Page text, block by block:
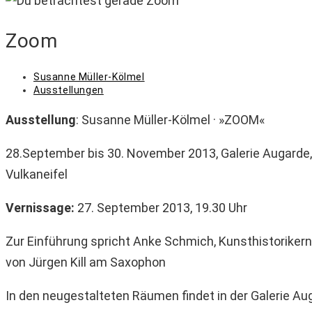
Zoom
Beitrags-
Autor:
Susanne Müller-Kölmel
Beitrags-
Ausstellungen
Ausstellung: Susanne Müller-Kölmel · »ZOOM«
28.September bis 30. November 2013, Galerie
Vulkaneifel
Vernissage: 27. September 2013, 19.30 Uhr
Zur Einführung spricht Anke Schmich,
von Jürgen Kill am Saxophon
In den neugestalteten Räumen findet in der Galerie